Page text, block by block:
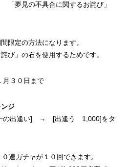
見の不具合に関するお詫び」
限定の方法になります。
び」の石を使用するためです。
月３０日まで
ジ
出逢い] → [出逢う 1,000]をタ
連ガチャが１０回できます。